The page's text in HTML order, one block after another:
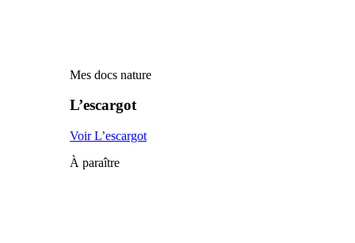
Mes docs nature
L’escargot
Voir L’escargot
À paraître